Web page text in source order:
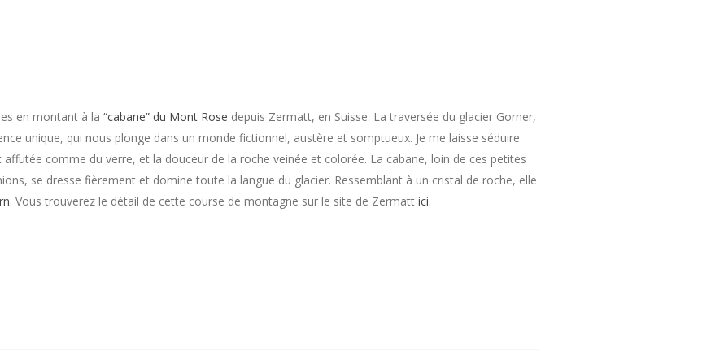
en montant à la “cabane” du Mont Rose depuis Zermatt, en Suisse. La traversée du glacier Gorner,
unique, qui nous plonge dans un monde fictionnel, austère et somptueux. Je me laisse séduire
comme du verre, et la douceur de la roche veinée et colorée. La cabane, loin de ces petites
se dresse fièrement et domine toute la langue du glacier. Ressemblant à un cristal de roche, elle
. Vous trouverez le détail de cette course de montagne sur le site de Zermatt ici.